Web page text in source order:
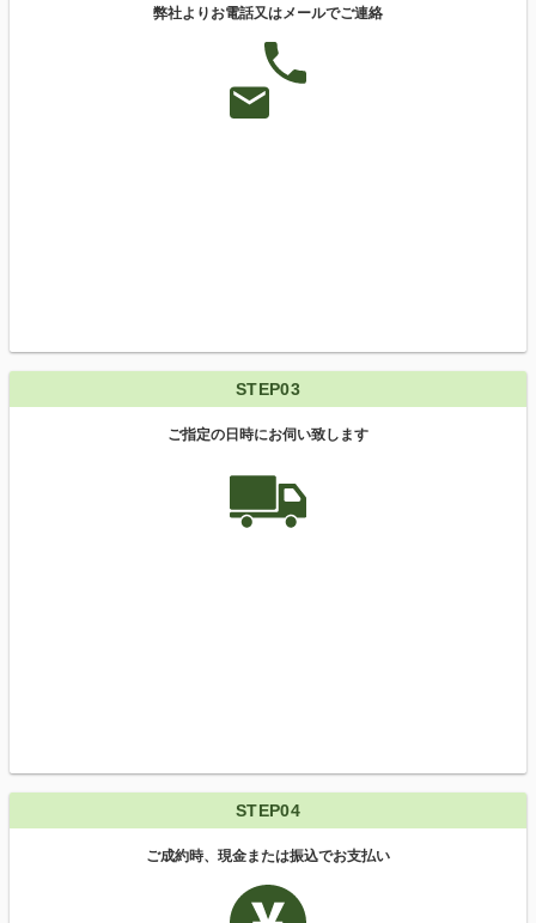
弊社よりお電話又はメールでご連絡
STEP03
ご指定の日時にお伺い致します
STEP04
ご成約時、現金または振込でお支払い